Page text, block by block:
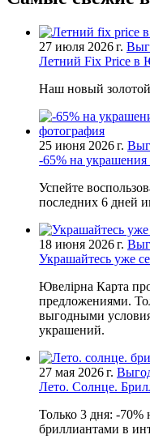
27 июля 2026 г.
Летний Fix Price в
Наш новый
25 июня 2026 г.
-65% на
Успейте
последних 6 дней
18 июня 2026 г.
Украшайтесь уже
Ювелірна Карта
предложениями.
выгодными
украшений.
27 мая 2026 г.
Лето. Солнце.
Только 3 дня: -70%
бриллиантами в